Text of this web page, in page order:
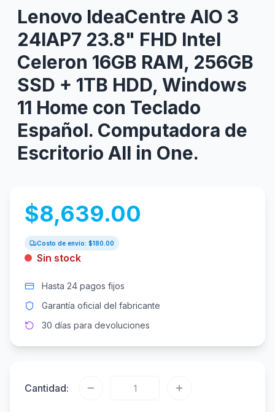
Lenovo IdeaCentre AIO 3
24IAP7 23.8" FHD Intel
Celeron 16GB RAM, 256GB
SSD + 1TB HDD, Windows
11 Home con Teclado
Español. Computadora de
Escritorio All in One.
$8,639.00
Costo de envío: $180.00
Sin stock
Hasta 24 pagos fijos
Garantía oficial del fabricante
30 días para devoluciones
Cantidad: